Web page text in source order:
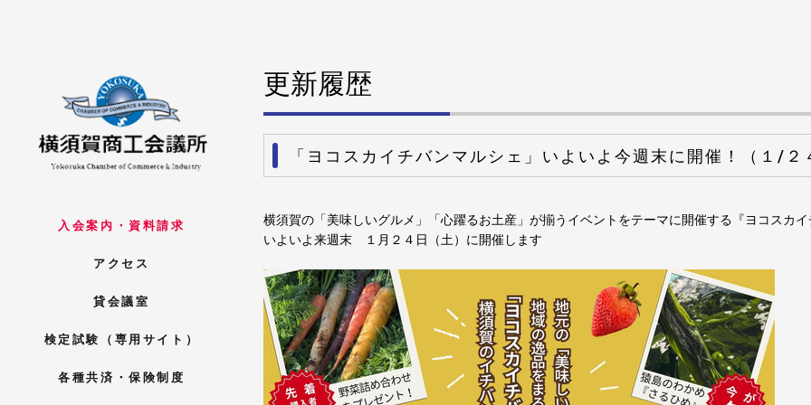
入会案内・資料請求
アクセス
貸会議室
検定試験（専用サイト）
各種共済・保険制度
更新履歴
「ヨコスカイチバンマルシェ」いよいよ今週末に開催！（１/２
横須賀の「美味しいグルメ」「心躍るお土産」が揃うイベントをテーマに開催する『ヨコスカイ
いよいよ来週末 １月２４日（土）に開催します